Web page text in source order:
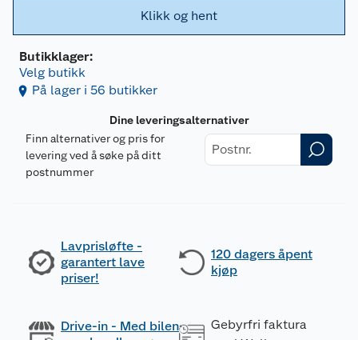
Klikk og hent
Butikklager:
Velg butikk
På lager i 56 butikker
Dine leveringsalternativer
Finn alternativer og pris for
levering ved å søke på ditt
postnummer
Lavprisløfte -
garantert lave
priser!
120 dagers åpent
kjøp
Drive-in - Med bilen
Gebyrfri faktura